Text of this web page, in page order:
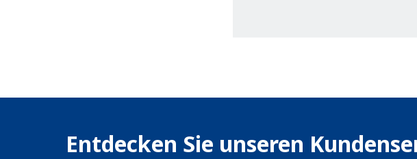
Entdecken Sie unseren